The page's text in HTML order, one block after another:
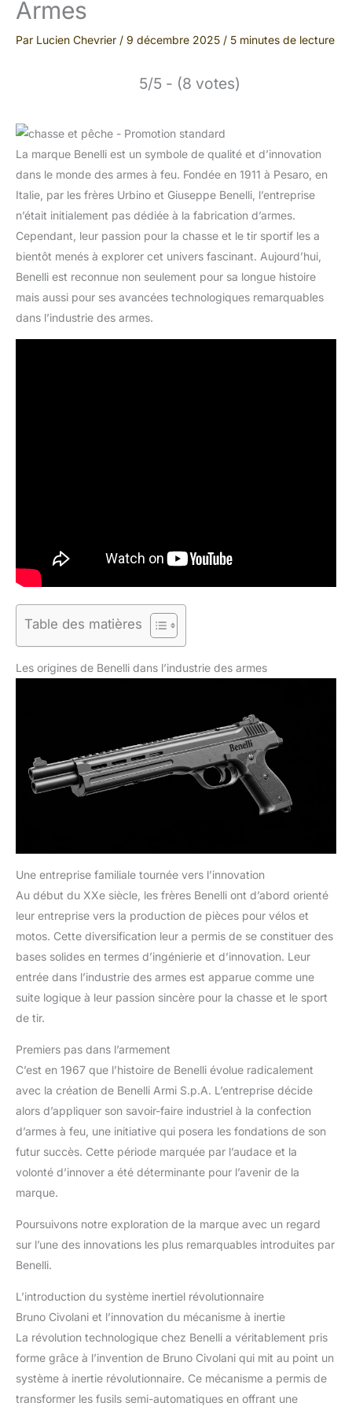
Armes
Par Lucien Chevrier / 9 décembre 2025 / 5 minutes de lecture
5/5 - (8 votes)
La marque Benelli est un symbole de qualité et d’innovation
dans le monde des armes à feu. Fondée en 1911 à Pesaro, en
Italie, par les frères Urbino et Giuseppe Benelli, l’entreprise
n’était initialement pas dédiée à la fabrication d’armes.
Cependant, leur passion pour la chasse et le tir sportif les a
bientôt menés à explorer cet univers fascinant. Aujourd’hui,
Benelli est reconnue non seulement pour sa longue histoire
mais aussi pour ses avancées technologiques remarquables
dans l’industrie des armes.
Table des matières
Les origines de Benelli dans l’industrie des armes
Une entreprise familiale tournée vers l’innovation
Au début du XXe siècle, les frères Benelli ont d’abord orienté
leur entreprise vers la production de pièces pour vélos et
motos. Cette diversification leur a permis de se constituer des
bases solides en termes d’ingénierie et d’innovation. Leur
entrée dans l’industrie des armes est apparue comme une
suite logique à leur passion sincère pour la chasse et le sport
de tir.
Premiers pas dans l’armement
C’est en 1967 que l’histoire de Benelli évolue radicalement
avec la création de Benelli Armi S.p.A. L’entreprise décide
alors d’appliquer son savoir-faire industriel à la confection
d’armes à feu, une initiative qui posera les fondations de son
futur succès. Cette période marquée par l’audace et la
volonté d’innover a été déterminante pour l’avenir de la
marque.
Poursuivons notre exploration de la marque avec un regard
sur l’une des innovations les plus remarquables introduites par
Benelli.
L’introduction du système inertiel révolutionnaire
Bruno Civolani et l’innovation du mécanisme à inertie
La révolution technologique chez Benelli a véritablement pris
forme grâce à l’invention de Bruno Civolani qui mit au point un
système à inertie révolutionnaire. Ce mécanisme a permis de
transformer les fusils semi-automatiques en offrant une